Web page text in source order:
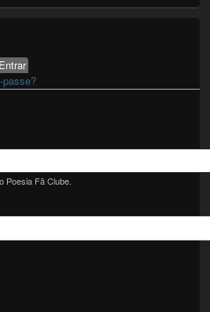
Entrar(active tab)
passe?
Poesia Fã Clube.